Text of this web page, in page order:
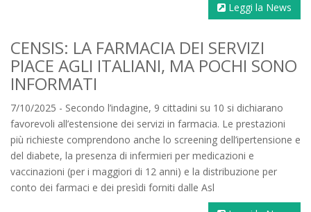
Leggi la News
CENSIS: LA FARMACIA DEI SERVIZI
PIACE AGLI ITALIANI, MA POCHI SONO
INFORMATI
7/10/2025 - Secondo l’indagine, 9 cittadini su 10 si dichiarano
favorevoli all’estensione dei servizi in farmacia. Le prestazioni
più richieste comprendono anche lo screening dell’ipertensione e
del diabete, la presenza di infermieri per medicazioni e
vaccinazioni (per i maggiori di 12 anni) e la distribuzione per
conto dei farmaci e dei presìdi forniti dalle Asl